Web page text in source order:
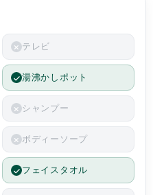
テレビ
湯沸かしポット
シャンプー
ボディーソープ
フェイスタオル